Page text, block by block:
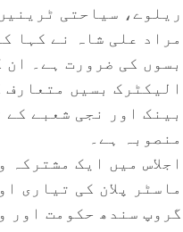
ریلوے، سیاحتی
بسوں کی ضرورت ہے۔
الیکٹرک بسیں
منصوبہ ہے۔
اجلاس میں ایک
ماسٹر پلان کی تیاری
گروپ سندھ حکومت اور